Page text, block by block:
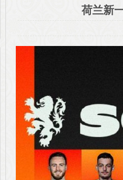
荷兰新